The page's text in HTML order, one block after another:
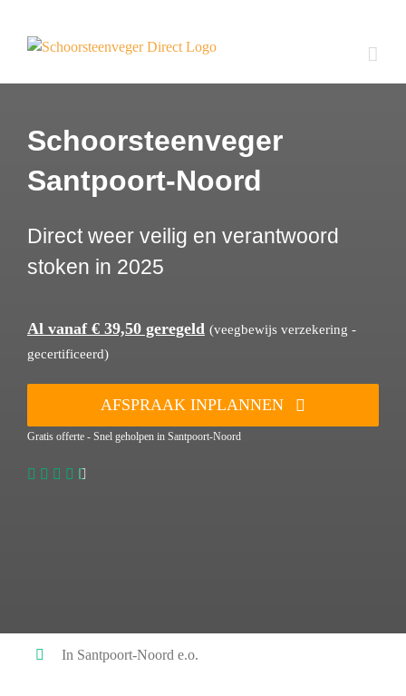
inhoud
Schoorsteenveger
Santpoort-Noord
Direct weer veilig en verantwoord
stoken in 2025
Al vanaf € 39,50 geregeld (veegbewijs verzekering -
gecertificeerd)
AFSPRAAK INPLANNEN
Gratis offerte - Snel geholpen in Santpoort-Noord
In Santpoort-Noord e.o.